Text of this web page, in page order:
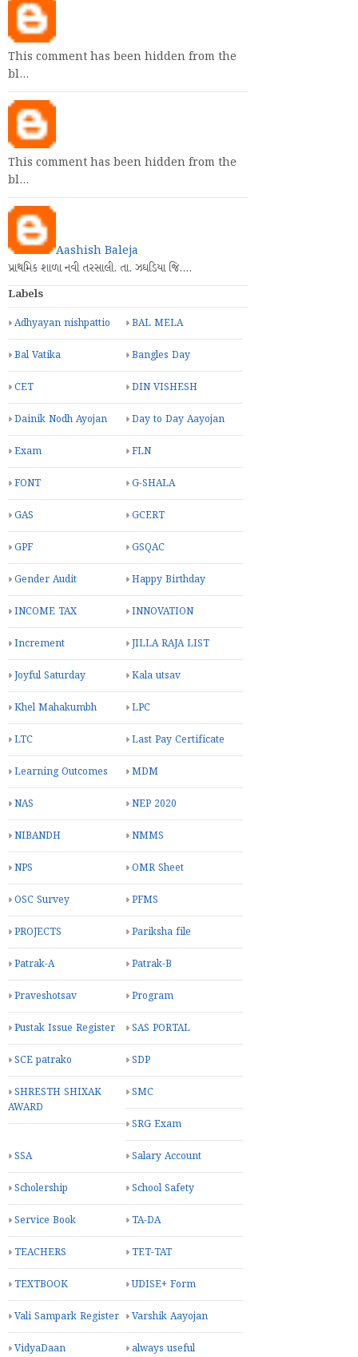
This comment has been hidden from the
bl…
This comment has been hidden from the
bl…
Aashish Baleja
પ્રાથમિક શાળા નવી તરસાલી. તા. ઝઘડિયા જિ.…
Labels
Adhyayan nishpattio BAL MELA
Bal Vatika Bangles Day
CET DIN VISHESH
Dainik Nodh Ayojan Day to Day Aayojan
Exam FLN
FONT G-SHALA
GAS GCERT
GPF GSQAC
Gender Audit Happy Birthday
INCOME TAX INNOVATION
Increment JILLA RAJA LIST
Joyful Saturday Kala utsav
Khel Mahakumbh LPC
LTC Last Pay Certificate
Learning Outcomes MDM
NAS NEP 2020
NIBANDH NMMS
NPS OMR Sheet
OSC Survey PFMS
PROJECTS Pariksha file
Patrak-A Patrak-B
Praveshotsav Program
Pustak Issue Register SAS PORTAL
SCE patrako SDP
SHRESTH SHIXAK
AWARD
SMC
SRG Exam
SSA Salary Account
Scholership School Safety
Service Book TA-DA
TEACHERS TET-TAT
TEXTBOOK UDISE+ Form
Vali Sampark Register Varshik Aayojan
VidyaDaan always useful